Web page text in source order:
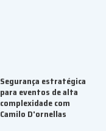
Segurança estratégica
para eventos de alta
complexidade com
Camilo D'ornellas